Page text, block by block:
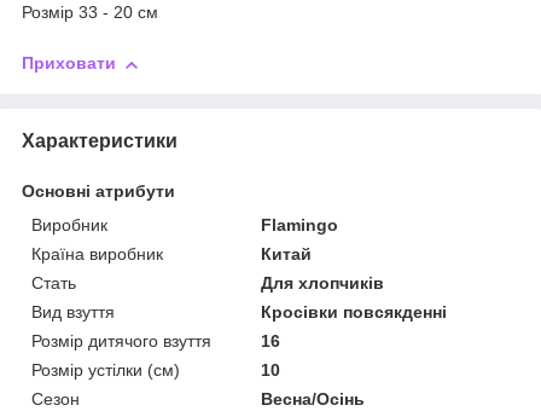
Розмір 33 - 20 см
Приховати
Характеристики
Основні атрибути
Виробник
Flamingo
Країна виробник
Китай
Стать
Для хлопчиків
Вид взуття
Кросівки повсякденні
Розмір дитячого взуття
16
Розмір устілки (см)
10
Сезон
Весна/Осінь